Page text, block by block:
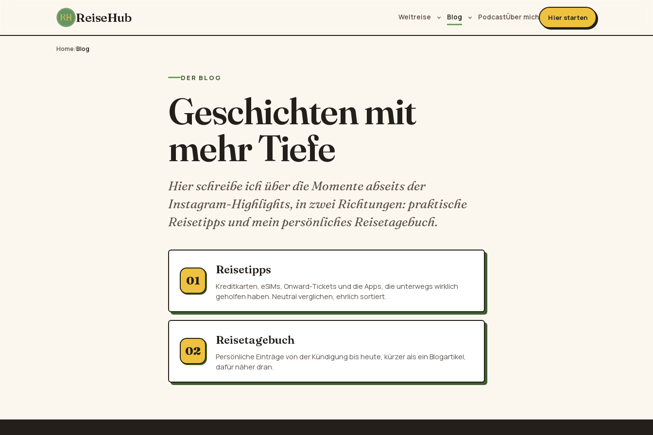
ReiseHub Weltreise Blog PodcastÜber mich Hier starten
Home/Blog
DER BLOG
Geschichten mit
mehr Tiefe
Hier schreibe ich über die Momente abseits der
Instagram-Highlights, in zwei Richtungen: praktische
Reisetipps und mein persönliches Reisetagebuch.
01
Reisetipps
Kreditkarten, eSIMs, Onward-Tickets und die Apps, die unterwegs wirklich
geholfen haben. Neutral verglichen, ehrlich sortiert.
02
Reisetagebuch
Persönliche Einträge von der Kündigung bis heute, kürzer als ein Blogartikel,
dafür näher dran.